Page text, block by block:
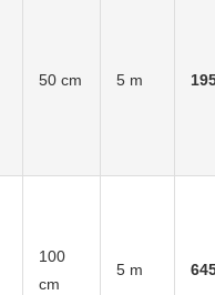
50 cm 5 m
100
cm
5 m